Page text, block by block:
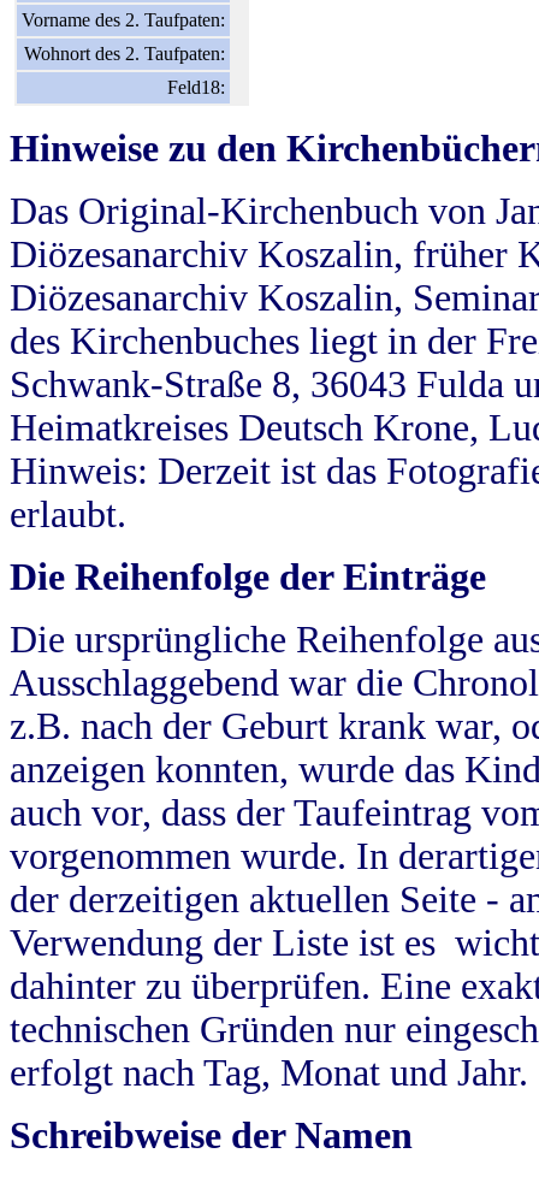
Vorname des 2. Taufpaten:
Wohnort des 2. Taufpaten:
Feld18:
Hinweise zu den
Das Original-Kirchenbuch von
Diözesanarchiv Koszalin, früher
Diözesanarchiv Koszalin,
des Kirchenbuches liegt in der
Schwank-Straße 8, 36043 Fulda
Heimatkreises Deutsch Krone,
Hinweis: Derzeit ist das
erlaubt.
Die Reihenfolge der Einträge
Die ursprüngliche Reihenfolge
Ausschlaggebend war die
z.B. nach der Geburt krank war,
anzeigen konnten, wurde das
auch vor, dass der Taufeintrag
vorgenommen wurde. In
der derzeitigen aktuellen Seite -
Verwendung der Liste ist es
dahinter zu überprüfen. Eine
technischen Gründen nur
erfolgt nach Tag, Monat und Jahr.
Schreibweise der Namen